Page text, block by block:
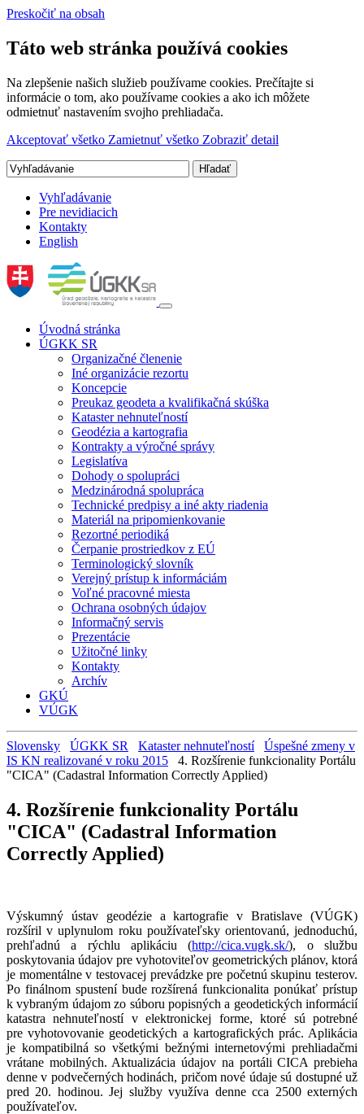
Preskočiť na obsah
Táto web stránka používá cookies
Na zlepšenie našich služieb používame cookies. Prečítajte si
informácie o tom, ako používame cookies a ako ich môžete
odmietnuť nastavením svojho prehliadača.
Akceptovať všetko Zamietnuť všetko Zobraziť detail
Vyhľadávanie
Pre nevidiacich
Kontakty
English
Úvodná stránka
ÚGKK SR
Organizačné členenie
Iné organizácie rezortu
Koncepcie
Preukaz geodeta a kvalifikačná skúška
Kataster nehnuteľností
Geodézia a kartografia
Kontrakty a výročné správy
Legislatíva
Dohody o spolupráci
Medzinárodná spolupráca
Technické predpisy a iné akty riadenia
Materiál na pripomienkovanie
Rezortné periodiká
Čerpanie prostriedkov z EÚ
Terminologický slovník
Verejný prístup k informáciám
Voľné pracovné miesta
Ochrana osobných údajov
Informačný servis
Prezentácie
Užitočné linky
Kontakty
Archív
GKÚ
VÚGK
Slovensky ÚGKK SR Kataster nehnuteľností
Úspešné zmeny v
IS KN realizované v roku 2015
4. Rozšírenie funkcionality Portálu
"CICA" (Cadastral Information Correctly Applied)
4. Rozšírenie funkcionality Portálu
"CICA" (Cadastral Information
Correctly Applied)
Výskumný ústav geodézie a kartografie v Bratislave (VÚGK)
rozšíril v uplynulom roku používateľsky orientovanú, jednoduchú,
prehľadnú a rýchlu aplikáciu (http://cica.vugk.sk/), o službu
poskytovania údajov pre vyhotoviteľov geometrických plánov, ktorá
je momentálne v testovacej prevádzke pre početnú skupinu testerov.
Po finálnom spustení bude rozšírená funkcionalita ponúkať prístup
k vybraným údajom zo súboru popisných a geodetických informácií
katastra nehnuteľností v elektronickej forme, ktoré sú potrebné
pre vyhotovovanie geodetických a kartografických prác. Aplikácia
je kompatibilná so všetkými bežnými internetovými prehliadačmi
vrátane mobilných. Aktualizácia údajov na portáli CICA prebieha
denne v podvečerných hodinách, pričom nové údaje sú dostupné už
pred 20. hodinou. Jej služby využíva denne cca 2500 externých
používateľov.